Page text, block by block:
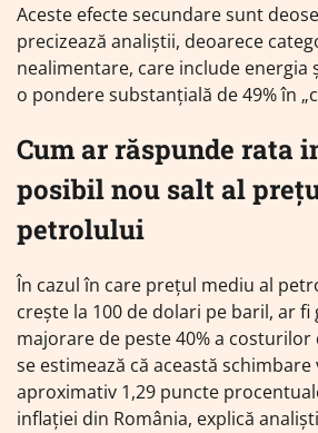
Aceste efecte secundare sunt
precizează analiștii, deoarece
nealimentare, care include energia
o pondere substanțială de 49% în
Cum ar răspunde rata
posibil nou salt al
petrolului
În cazul în care prețul mediu al
crește la 100 de dolari pe baril, ar fi
majorare de peste 40% a costurilor
se estimează că această schimbare
aproximativ 1,29 puncte
inflației din România, explică